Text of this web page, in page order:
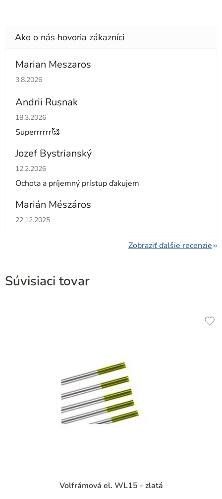
Marian Meszaros
Hodnotenie obchodu je 5 z 5 hviezdičiek.
3.8.2026
Andrii Rusnak
Hodnotenie obchodu je 5 z 5 hviezdičiek.
18.3.2026
Superrrrrr🥰
Jozef Bystrianský
Hodnotenie obchodu je 5 z 5 hviezdičiek.
12.2.2026
Ochota a príjemný prístup ďakujem
Marián Mészáros
Hodnotenie obchodu je 5 z 5 hviezdičiek.
22.12.2025
Zobraziť ďalšie recenzie
Súvisiaci tovar
Volfrámová el. WL15 - zlatá
hodnotenie